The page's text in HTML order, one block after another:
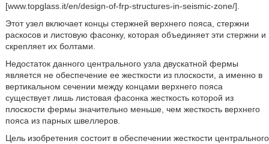
[www.topglass.it/en/design-of-frp-structures-in-seismic-zone/].
Этот узел включает концы стержней верхнего пояса, стержни
раскосов и листовую фасонку, которая объединяет эти стержни и
скрепляет их болтами.
Недостаток данного центрального узла двускатной фермы
является не обеспечение ее жесткости из плоскости, а именно в
вертикальном сечении между концами верхнего пояса
существует лишь листовая фасонка жесткость которой из
плоскости фермы значительно меньше, чем жесткость верхнего
пояса из парных швеллеров.
Цель изобретения состоит в обеспечении жесткости центрального